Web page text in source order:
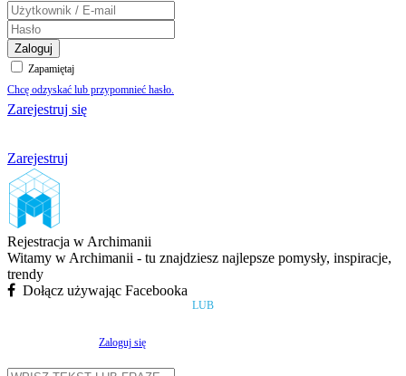
Zaloguj
Zapamiętaj
Chcę odzyskać lub przypomnieć hasło.
Zarejestruj się
Zarejestruj
Rejestracja w Archimanii
Witamy w Archimanii - tu znajdziesz najlepsze pomysły, inspiracje,
trendy
Dołącz używając Facebooka
LUB
Zaloguj się